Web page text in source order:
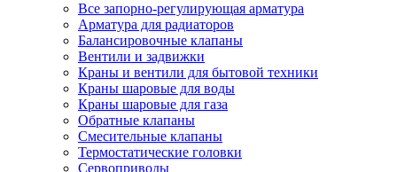
Все запорно-регулирующая арматура
Арматура для радиаторов
Балансировочные клапаны
Вентили и задвижки
Краны и вентили для бытовой техники
Краны шаровые для воды
Краны шаровые для газа
Обратные клапаны
Смесительные клапаны
Термостатические головки
Сервоприводы